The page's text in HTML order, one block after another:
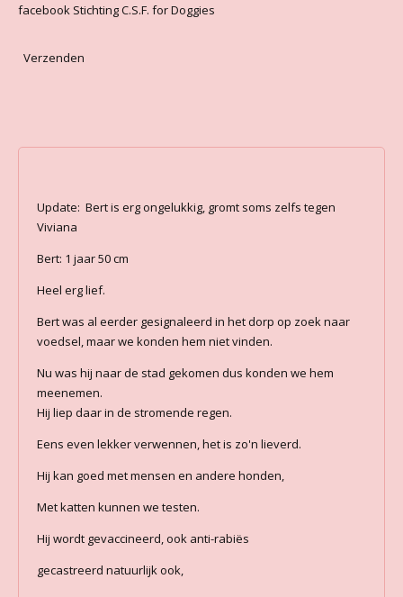
facebook Stichting C.S.F. for Doggies
Verzenden
Update: Bert is erg ongelukkig, gromt soms zelfs tegen
Viviana
Bert: 1 jaar 50 cm
Heel erg lief.
Bert was al eerder gesignaleerd in het dorp op zoek naar
voedsel, maar we konden hem niet vinden.
Nu was hij naar de stad gekomen dus konden we hem
meenemen.
Hij liep daar in de stromende regen.
Eens even lekker verwennen, het is zo'n lieverd.
Hij kan goed met mensen en andere honden,
Met katten kunnen we testen.
Hij wordt gevaccineerd, ook anti-rabiës
gecastreerd natuurlijk ook,